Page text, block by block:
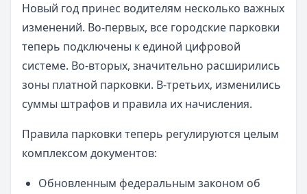
Новый год принес водителям несколько важных
изменений. Во-первых, все городские парковки
теперь подключены к единой цифровой
системе. Во-вторых, значительно расширились
зоны платной парковки. В-третьих, изменились
суммы штрафов и правила их начисления.
Правила парковки теперь регулируются целым
комплексом документов:
Обновленным федеральным законом об